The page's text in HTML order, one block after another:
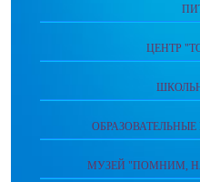
ЦЕНТР
МУЗЕЙ "ПОМНИМ,